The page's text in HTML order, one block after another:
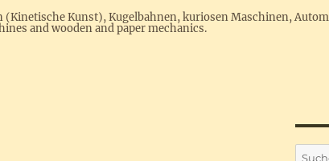
Kunst), Kugelbahnen, kuriosen Maschinen,
and wooden and paper mechanics.
Suchen